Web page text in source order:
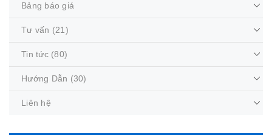
Bảng báo giá
Tư vấn (21)
Tin tức (80)
Hướng Dẫn (30)
Liên hệ